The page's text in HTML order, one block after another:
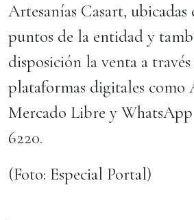
Artesanías Casart,
puntos de la entidad y
disposición la venta a través
plataformas digitales como
Mercado Libre y WhatsApp
6220.
(Foto: Especial Portal)